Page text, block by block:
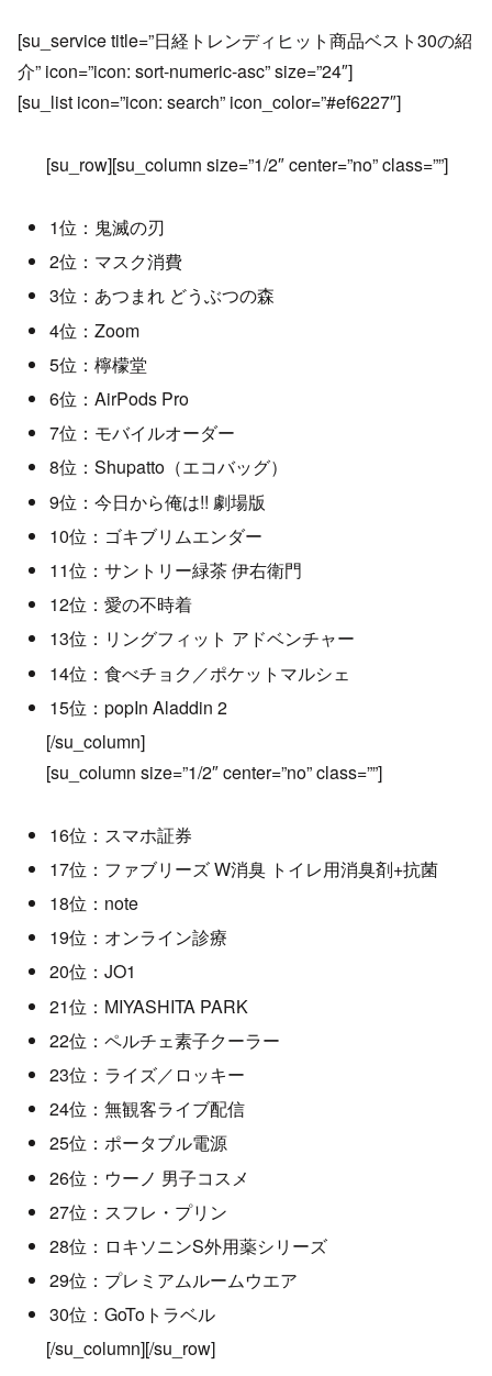
[su_service title=”日経トレンディヒット商品ベスト30の紹
介” icon=”icon: sort-numeric-asc” size=”24″]
[su_list icon=”icon: search” icon_color=”#ef6227″]
[su_row][su_column size=”1/2″ center=”no” class=””]
1位：鬼滅の刃
2位：マスク消費
3位：あつまれ どうぶつの森
4位：Zoom
5位：檸檬堂
6位：AirPods Pro
7位：モバイルオーダー
8位：Shupatto（エコバッグ）
9位：今日から俺は!! 劇場版
10位：ゴキブリムエンダー
11位：サントリー緑茶 伊右衛門
12位：愛の不時着
13位：リングフィット アドベンチャー
14位：食べチョク／ポケットマルシェ
15位：popIn Aladdin 2
[/su_column]
[su_column size=”1/2″ center=”no” class=””]
16位：スマホ証券
17位：ファブリーズ W消臭 トイレ用消臭剤+抗菌
18位：note
19位：オンライン診療
20位：JO1
21位：MIYASHITA PARK
22位：ペルチェ素子クーラー
23位：ライズ／ロッキー
24位：無観客ライブ配信
25位：ポータブル電源
26位：ウーノ 男子コスメ
27位：スフレ・プリン
28位：ロキソニンS外用薬シリーズ
29位：プレミアムルームウエア
30位：GoToトラベル
[/su_column][/su_row]